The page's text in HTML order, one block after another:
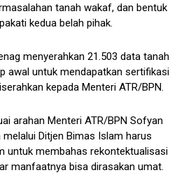
tanah wakaf, dan bentuk
kedua belah pihak.
menyerahkan 21.503 data tanah
awal untuk mendapatkan sertifikasi
kepada Menteri ATR/BPN.
arahan Menteri ATR/BPN Sofyan
Ditjen Bimas Islam harus
untuk membahas rekontektualisasi
manfaatnya bisa dirasakan umat.